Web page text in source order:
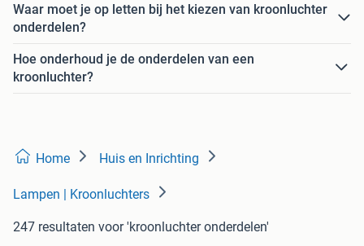
Waar moet je op letten bij het kiezen van kroonluchter
onderdelen?
Hoe onderhoud je de onderdelen van een
kroonluchter?
Home Huis en Inrichting
Lampen | Kroonluchters
247 resultaten voor 'kroonluchter onderdelen'